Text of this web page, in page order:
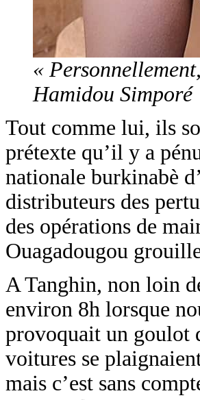
«
Hamidou Simporé
Tout comme lui, ils
prétexte qu’il y a
nationale burkinabè
distributeurs des
des opérations de
Ouagadougou
A Tanghin, non loin
environ 8h lorsque
provoquait un goulot
voitures se
mais c’est sans